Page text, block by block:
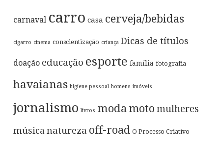
carnaval carro casa cerveja/bebidas
cigarro cinema conscientização criança Dicas de títulos
doação educação esporte família fotografia
havaianas higiene pessoal homens imóveis
jornalismo livros moda moto mulheres
música natureza off-road O Processo Criativo